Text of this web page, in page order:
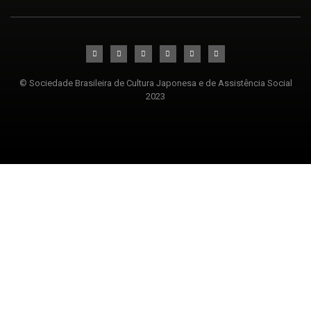
© Sociedade Brasileira de Cultura Japonesa e de Assistência Social
2023